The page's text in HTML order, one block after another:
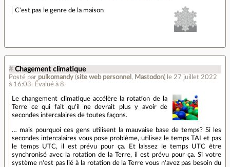
C'est pas le genre de la maison
# Chagement climatique
Posté par pulkomandy (site web personnel , Mastodon) le 27 juillet 2022
à 16:03. Évalué à 8.
Le changement climatique accélère la rotation de la
Terre ce qui fait qu'il ne devrait plus y avoir de
secondes intercalaires de toutes façons.
… mais pourquoi ces gens utilisent la mauvaise base de temps? Si les
secondes intercalaires vous pose problème, utilisez le temps TAI et pas
le temps UTC, il est prévu pour ça. Et laissez le temps UTC être
synchronisé avec la rotation de la Terre, il est prévu pour ça. Si votre
système n'est pas lié à la rotation de la Terre vous n'avez pas besoin du